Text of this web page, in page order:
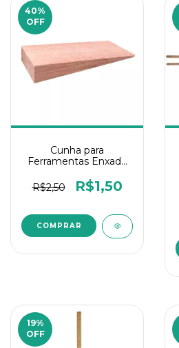
40%
OFF
Cunha para
Ferramentas Enxada
R$2,50
R$1,50
19%
OFF